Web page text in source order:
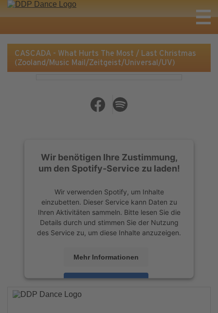
CASCADA - What Hurts The Most / Last Christmas
(Zooland/Music Mail/Zeitgeist/Universal/UV)
Wir benötigen Ihre Zustimmung,
um den Spotify-Service zu laden!
Wir verwenden Spotify, um Inhalte
einzubetten. Dieser Service kann Daten zu
Ihren Aktivitäten sammeln. Bitte lesen Sie die
Details durch und stimmen Sie der Nutzung
des Service zu, um diese Inhalte anzuzeigen.
Mehr Informationen
Akzeptieren
powered by